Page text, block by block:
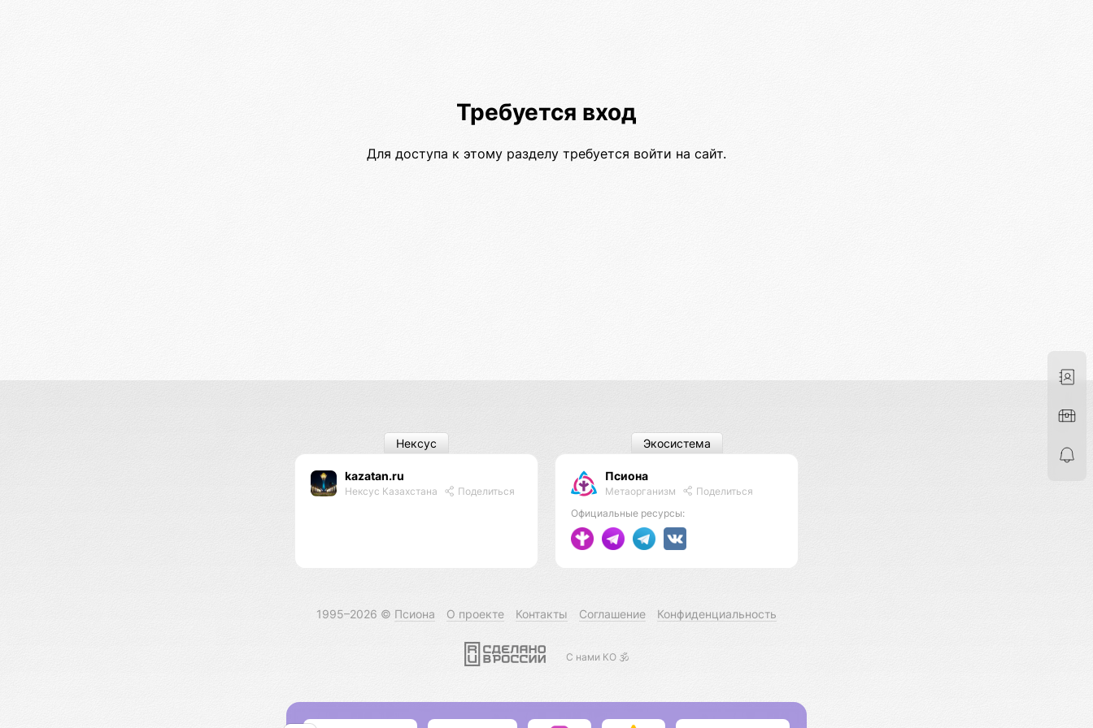
Требуется вход
Для доступа к этому разделу требуется войти на сайт.
kazatan.ru
Нексус Казахстана Поделиться
Нексус
Псиона
Метаорганизм
Поделиться
Официальные ресурсы:
Экосистема
1995–2026 © Псиона О проекте Контакты Соглашение Конфиденциальность
С нами КО 🕉️